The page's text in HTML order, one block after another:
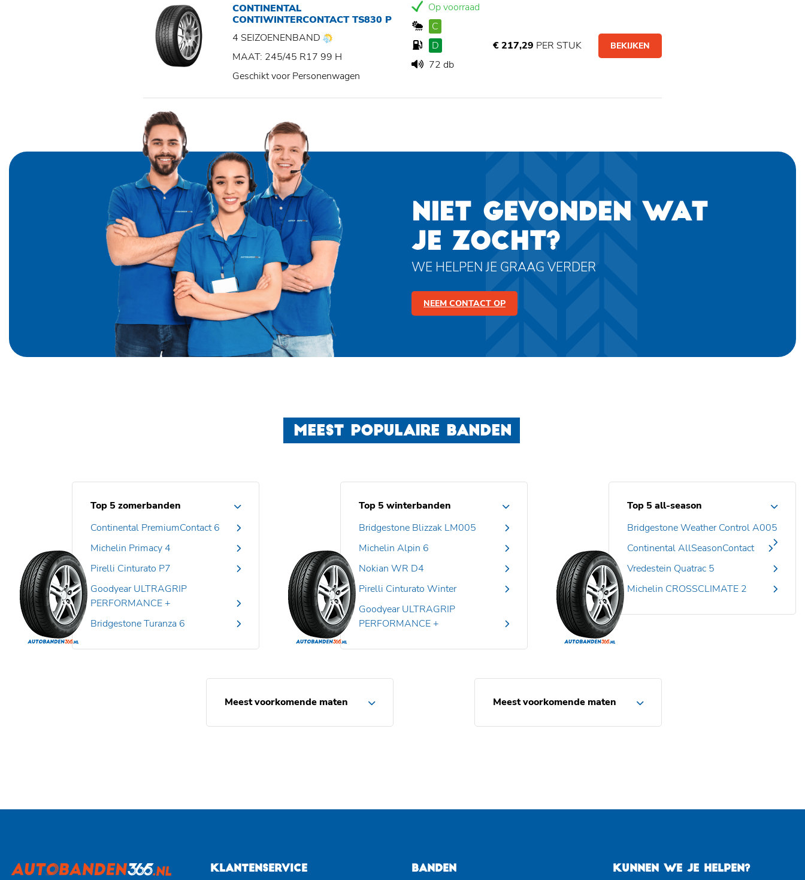
CONTINENTAL
CONTIWINTERCONTACT TS830 P
4 SEIZOENENBAND
MAAT: 245/45 R17 99 H
Geschikt voor Personenwagen
Op voorraad
C
D
72 db
€ 217,29 PER STUK BEKIJKEN
NIET GEVONDEN WAT
JE ZOCHT?
WE HELPEN JE GRAAG VERDER
NEEM CONTACT OP
MEEST POPULAIRE BANDEN
Top 5 zomerbanden
Continental PremiumContact 6
Michelin Primacy 4
Pirelli Cinturato P7
Goodyear ULTRAGRIP
PERFORMANCE +
Bridgestone Turanza 6
Top 5 winterbanden
Bridgestone Blizzak LM005
Michelin Alpin 6
Nokian WR D4
Pirelli Cinturato Winter
Goodyear ULTRAGRIP
PERFORMANCE +
Top 5 all-season
Bridgestone Weather Control A005
Continental AllSeasonContact
Vredestein Quatrac 5
Michelin CROSSCLIMATE 2
Meest voorkomende maten Meest voorkomende maten
KLANTENSERVICE BANDEN KUNNEN WE JE HELPEN?